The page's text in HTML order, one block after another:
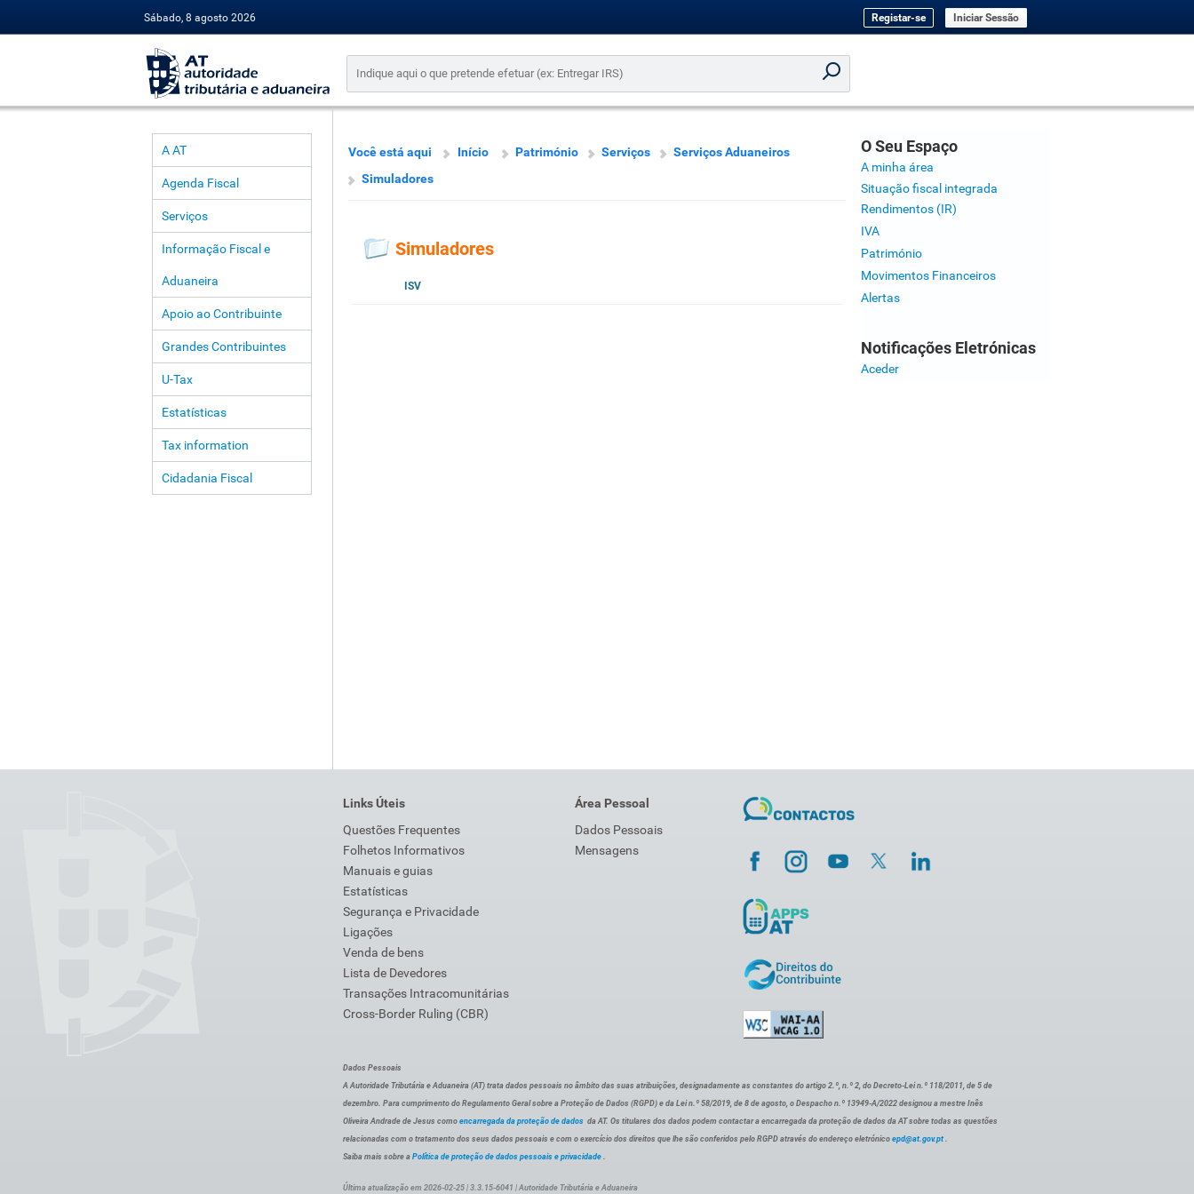
Sábado, 8 agosto 2026 Registar-se Iniciar Sessão
A AT
Agenda Fiscal
Serviços
Informação Fiscal e
Aduaneira
Apoio ao Contribuinte
Grandes Contribuintes
U-Tax
Estatísticas
Tax information
Cidadania Fiscal
Você está aqui Início Património Serviços
Serviços Aduaneiros
Simuladores
Simuladores
ISV
O Seu Espaço
A minha área
Situação fiscal integrada
Rendimentos (IR)
IVA
Património
Movimentos Financeiros
Alertas
Notificações Eletrónicas
Aceder
Links Úteis
Questões Frequentes
Folhetos Informativos
Manuais e guias
Estatísticas
Segurança e Privacidade
Ligações
Venda de bens
Lista de Devedores
Transações Intracomunitárias
Cross-Border Ruling (CBR)
Área Pessoal
Dados Pessoais
Mensagens
Dados Pessoais
A Autoridade Tributária e Aduaneira (AT) trata dados pessoais no âmbito das suas atribuições, designadamente as constantes do artigo 2.º, n.º 2, do Decreto-Lei n.º 118/2011, de 5 de
dezembro. Para cumprimento do Regulamento Geral sobre a Proteção de Dados (RGPD) e da Lei n.º 58/2019, de 8 de agosto, o Despacho n.º 13949-A/2022 designou a mestre Inês
Oliveira Andrade de Jesus como encarregada da proteção de dados da AT. Os titulares dos dados podem contactar a encarregada da proteção de dados da AT sobre todas as questões
relacionadas com o tratamento dos seus dados pessoais e com o exercício dos direitos que lhe são conferidos pelo RGPD através do endereço eletrónico epd@at.gov.pt .
Saiba mais sobre a Política de proteção de dados pessoais e privacidade .
Última atualização em 2026-02-25 | 3.3.15-6041 | Autoridade Tributária e Aduaneira